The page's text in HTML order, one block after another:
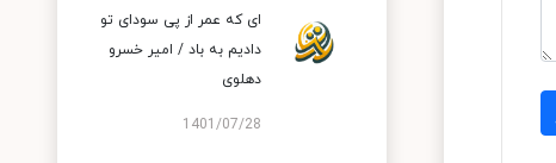
ای که عمر از پی سودای تو
دادیم به باد / امیر خسرو
دهلوی
1401/07/28